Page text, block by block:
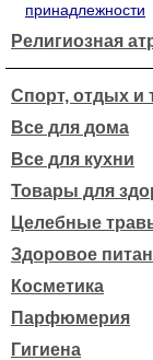
принадлежности
Религиозная
Спорт, отдых и
Все для дома
Все для кухни
Товары для
Целебные
Здоровое
Косметика
Парфюмерия
Гигиена